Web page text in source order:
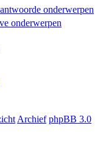
onderwerpen
onderwerpen
Archief phpBB 3.0